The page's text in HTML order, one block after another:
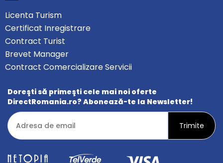
Licenta Turism
Certificat Inregistrare
Contract Turist
Brevet Manager
Contract Comercializare Servicii
Doreşti să primeşti cele mai noi oferte
DirectRomania.ro? Abonează-te la Newsletter!